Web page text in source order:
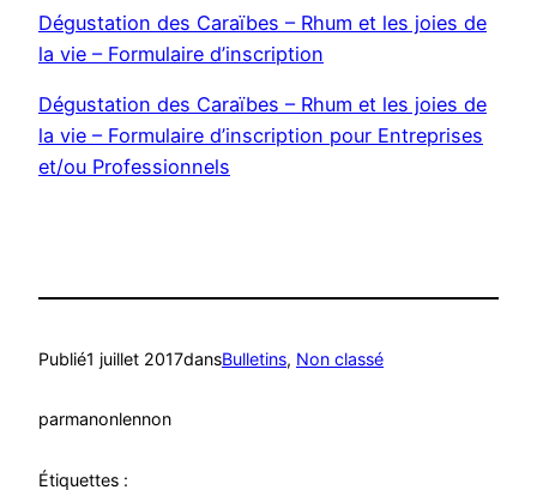
Dégustation des Caraïbes – Rhum et les joies de
la vie – Formulaire d’inscription
Dégustation des Caraïbes – Rhum et les joies de
la vie – Formulaire d’inscription pour Entreprises
et/ou Professionnels
Publié1 juillet 2017dansBulletins, Non classé
parmanonlennon
Étiquettes :